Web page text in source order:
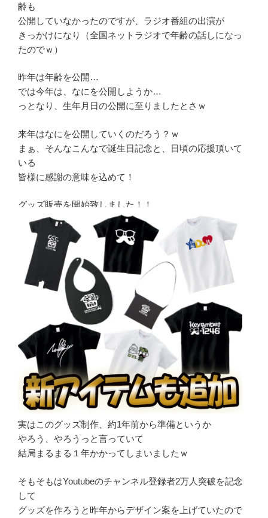
齢も
公開していなかったのですが、ラジオ番組の出演が
きっかけになり（全国ネットラジオで年齢の話しになっ
たのでｗ）
昨年は年齢を公開…
では今年は、なにを公開しようか…
っとなり、生年月日の公開に至りましたとさｗ
来年はなにを公開していくのだろう？ｗ
まぁ、そんなこんなで誕生日記念と、日頃の応援頂いて
いる
皆様に感謝の意味を込めて！
グッズ販売を開始致しました！！
実はこのグッズ制作、約1年前から準備というか
やろう、やろうっと言っていて
結局まるまる１年かかってしまいましたｗ
そもそもはYoutubeのチャンネル登録者2万人突破を記念
して
グッズを作ろうと昨年からデザイン案を上げていたので